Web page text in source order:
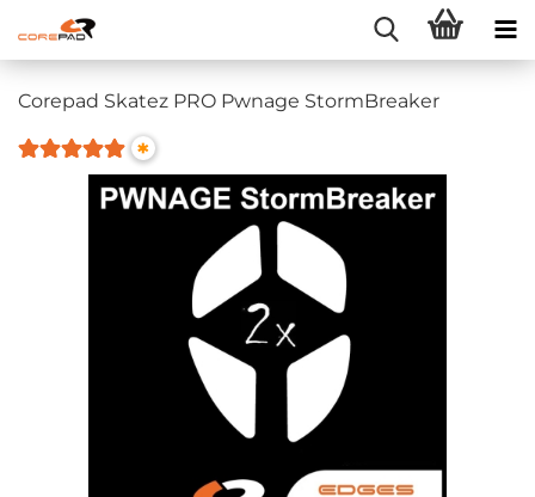
Corepad Skatez PRO Pwnage StormBreaker
*